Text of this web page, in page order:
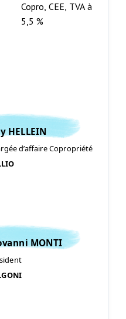
Copro, CEE, TVA à
5,5 %
HELLEIN
d’affaire Copropriété
MONTI